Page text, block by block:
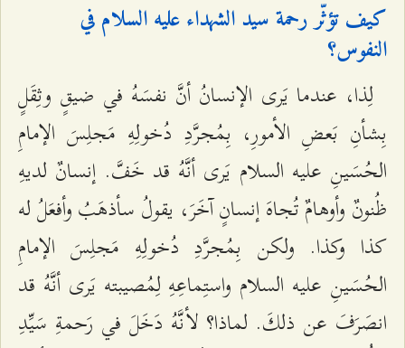
كيف تؤثّر رحمة سيد الشهداء عليه السلام في
النفوس؟
لِذا، عندما يَرى الإنسانُ أنَّ نفسَهُ في ضيقٍ وثِقَلٍ
بِشأنِ بَعضِ الأمورِ، بِمُجرَّدِ دُخولِهِ مَجلِسَ الإمامِ
الحُسَينِ عليه السلام يَرى أنَّهُ قد خَفَّ. إنسانٌ لديهِ
ظُنونٌ وأوهامٌ تُجاهَ إنسانٍ آخَرَ، يقولُ سأذهَبُ وأفعَلُ له
كذا وكذا. ولكن بِمُجرَّدِ دُخولِهِ مَجلِسَ الإمامِ
الحُسَينِ عليه السلام واستِماعِهِ لِمُصيبته يَرى أنَّهُ قد
انصَرَفَ عن ذلكَ. لماذا؟ لأنَّهُ دَخَلَ في رَحمةِ سَيِّدِ